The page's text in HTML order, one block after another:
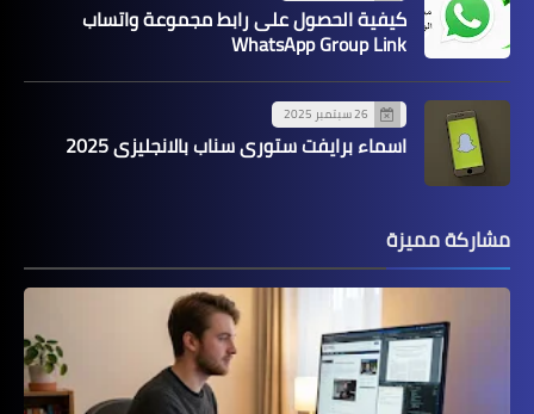
كيفية الحصول على رابط مجموعة واتساب
WhatsApp Group Link
26 سبتمبر 2025
اسماء برايفت ستوري سناب بالانجليزي 2025
مشاركة مميزة